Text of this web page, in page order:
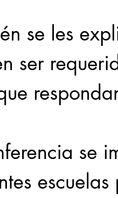
se les
ser
se